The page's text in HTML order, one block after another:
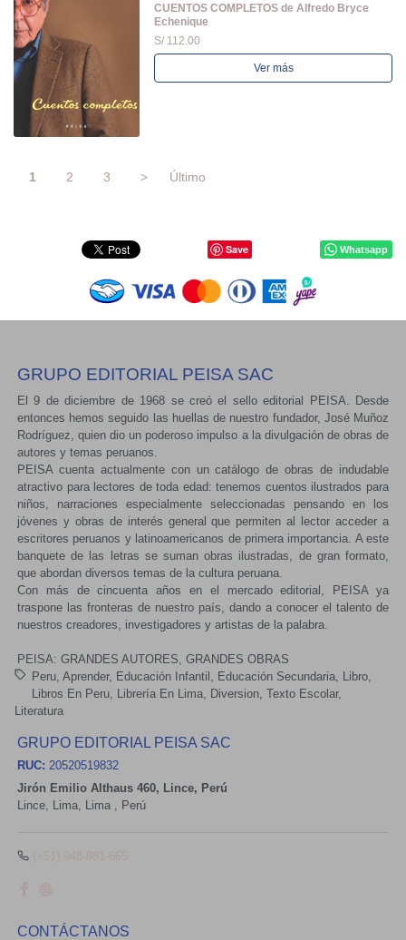
CUENTOS COMPLETOS de Alfredo Bryce
Echenique
S/ 112.00
Ver más
1 2 3 > Último
Save Whatsapp
GRUPO EDITORIAL PEISA SAC
El 9 de diciembre de 1968 se creó el sello editorial PEISA. Desde
entonces hemos seguido las huellas de nuestro fundador, José Muñoz
Rodríguez, quien dio un poderoso impulso a la divulgación de obras de
autores y temas peruanos.
PEISA cuenta actualmente con un catálogo de obras de indudable
atractivo para lectores de toda edad: tenemos cuentos ilustrados para
niños, narraciones especialmente seleccionadas pensando en los
jóvenes y obras de interés general que permiten al lector acceder a
escritores peruanos y latinoamericanos de primera importancia. A este
banquete de las letras se suman obras ilustradas, de gran formato,
que abordan diversos temas de la cultura peruana.
Con más de cincuenta años en el mercado editorial, PEISA ya
traspone las fronteras de nuestro país, dando a conocer el talento de
nuestros creadores, investigadores y artistas de la palabra.
PEISA: GRANDES AUTORES, GRANDES OBRAS
Peru Aprender Educación Infantil Educación Secundaria
Libro
Libros En Peru
Librería En Lima Diversion Texto Escolar
Literatura
GRUPO EDITORIAL PEISA SAC
RUC: 20520519832
Jirón Emilio Althaus 460, Lince, Perú
Lince,
Lima, Lima Perú
CONTÁCTANOS